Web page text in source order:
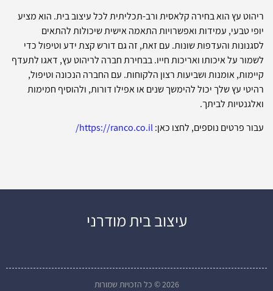
ריהוט עץ הוא בחירה קלאסית ורב-תכליתית לכל עיצוב בית. הוא מציע
יופי טבעי, עמידות ואפשרויות התאמה אישית שיכולות להתאים
לסגנונות והעדפות שונות. עם זאת, זה גם דורש קצת ידע וטיפול כדי
לשמור על איכותו ואריכות חייו. בבחירת חברה לריהוט עץ, דאגו לתעדף
קיימות, אומנות ושביעות רצון הלקוחות. עם החברה הנכונה וטיפול,
רהיטי עץ שלך יכול להימשך שנים או אפילו דורות, ולהוסיף חמימות
ואלגנטיות לביתך.
עבור פרטים נוספים, לחצו כאן:https://ranco.co.il/
עיצוב בית מודרני
2026 © כל הזכויות שמורות